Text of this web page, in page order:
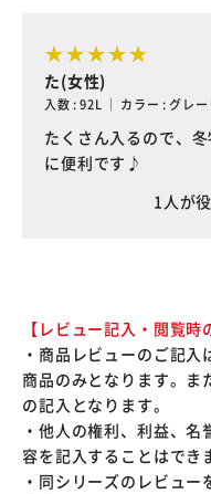
た(女性)
入数 : 92L ｜ カラー : グレー
たくさん入るので、
に便利です♪
1人が
【レビュー記入・閲覧時
・商品レビューのご記
商品のみとなります。ま
の記入となります。
・他人の権利、利益、
容を記入することはでき
・同シリーズのレビュ